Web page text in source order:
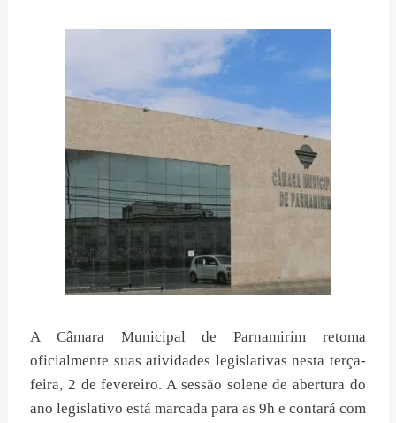
A Câmara Municipal de Parnamirim retoma
oficialmente suas atividades legislativas nesta terça-
feira, 2 de fevereiro. A sessão solene de abertura do
ano legislativo está marcada para as 9h e contará com